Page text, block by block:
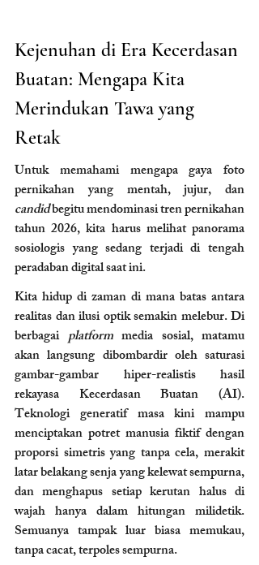
Kejenuhan di Era Kecerdasan
Buatan: Mengapa Kita
Merindukan Tawa yang
Retak
Untuk memahami mengapa gaya foto
candid begitu mendominasi tren pernikahan
tahun 2026, kita harus melihat panorama
sosiologis yang sedang terjadi di tengah
peradaban digital saat ini.
Kita hidup di zaman di mana batas antara
realitas dan ilusi optik semakin melebur. Di
berbagai platform media sosial, matamu
akan langsung dibombardir oleh saturasi
gambar-gambar hiper-realistis hasil
rekayasa Kecerdasan Buatan (AI).
Teknologi generatif masa kini mampu
menciptakan potret manusia fiktif dengan
proporsi simetris yang tanpa cela, merakit
latar belakang senja yang kelewat sempurna,
dan menghapus setiap kerutan halus di
wajah hanya dalam hitungan milidetik.
Semuanya tampak luar biasa memukau,
tanpa cacat, terpoles sempurna.